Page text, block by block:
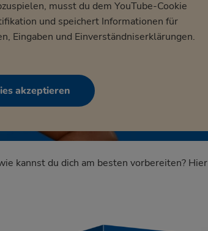
musst du dem YouTube-Cookie
und speichert Informationen für
Eingaben und Einverständniserklärungen.
akzeptieren
kannst du dich am besten vorbereiten? Hier